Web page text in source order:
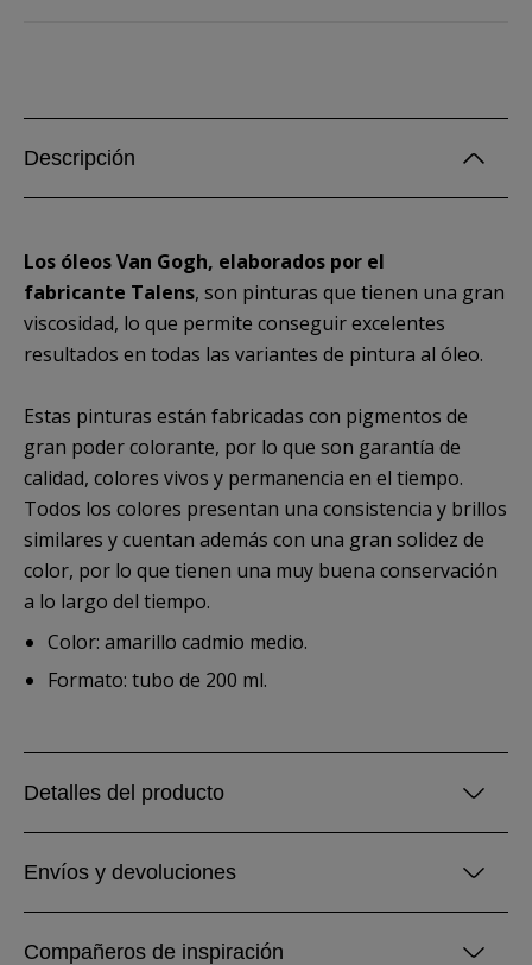
Descripción
Los óleos Van Gogh, elaborados por el
fabricante Talens, son pinturas que tienen una gran
viscosidad, lo que permite conseguir excelentes
resultados en todas las variantes de pintura al óleo.
Estas pinturas están fabricadas con pigmentos de
gran poder colorante, por lo que son garantía de
calidad, colores vivos y permanencia en el tiempo.
Todos los colores presentan una consistencia y brillos
similares y cuentan además con una gran solidez de
color, por lo que tienen una muy buena conservación
a lo largo del tiempo.
Color: amarillo cadmio medio.
Formato: tubo de 200 ml.
Detalles del producto
Envíos y devoluciones
Compañeros de inspiración